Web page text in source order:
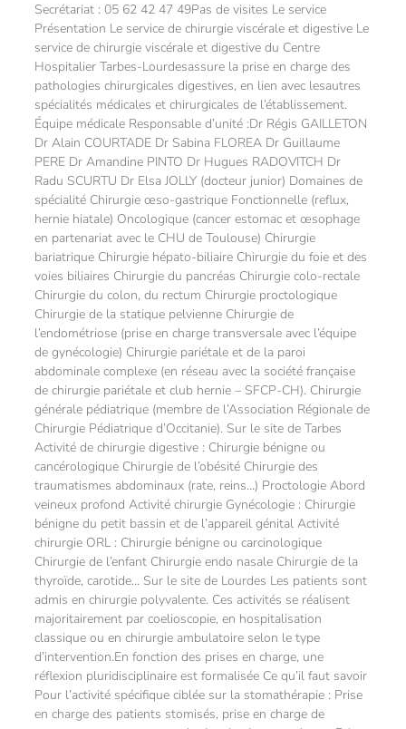
Secrétariat : 05 62 42 47 49Pas de visites Le service
Présentation Le service de chirurgie viscérale et digestive Le
service de chirurgie viscérale et digestive du Centre
Hospitalier Tarbes-Lourdesassure la prise en charge des
pathologies chirurgicales digestives, en lien avec lesautres
spécialités médicales et chirurgicales de l’établissement.
Équipe médicale Responsable d’unité :Dr Régis GAILLETON
Dr Alain COURTADE Dr Sabina FLOREA Dr Guillaume
PERE Dr Amandine PINTO Dr Hugues RADOVITCH Dr
Radu SCURTU Dr Elsa JOLLY (docteur junior) Domaines de
spécialité Chirurgie œso-gastrique Fonctionnelle (reflux,
hernie hiatale) Oncologique (cancer estomac et œsophage
en partenariat avec le CHU de Toulouse) Chirurgie
bariatrique Chirurgie hépato-biliaire Chirurgie du foie et des
voies biliaires Chirurgie du pancréas Chirurgie colo-rectale
Chirurgie du colon, du rectum Chirurgie proctologique
Chirurgie de la statique pelvienne Chirurgie de
l’endométriose (prise en charge transversale avec l’équipe
de gynécologie) Chirurgie pariétale et de la paroi
abdominale complexe (en réseau avec la société française
de chirurgie pariétale et club hernie – SFCP-CH). Chirurgie
générale pédiatrique (membre de l’Association Régionale de
Chirurgie Pédiatrique d’Occitanie). Sur le site de Tarbes
Activité de chirurgie digestive : Chirurgie bénigne ou
cancérologique Chirurgie de l’obésité Chirurgie des
traumatismes abdominaux (rate, reins…) Proctologie Abord
veineux profond Activité chirurgie Gynécologie : Chirurgie
bénigne du petit bassin et de l’appareil génital Activité
chirurgie ORL : Chirurgie bénigne ou carcinologique
Chirurgie de l’enfant Chirurgie endo nasale Chirurgie de la
thyroïde, carotide… Sur le site de Lourdes Les patients sont
admis en chirurgie polyvalente. Ces activités se réalisent
majoritairement par coelioscopie, en hospitalisation
classique ou en chirurgie ambulatoire selon le type
d’intervention.En fonction des prises en charge, une
réflexion pluridisciplinaire est formalisée Ce qu’il faut savoir
Pour l’activité spécifique ciblée sur la stomathérapie : Prise
en charge des patients stomisés, prise en charge de